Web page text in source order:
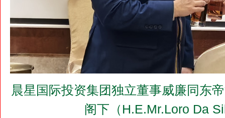
晨星国际投资集团独立董事威廉同东
阁下（H.E.Mr.Loro Da